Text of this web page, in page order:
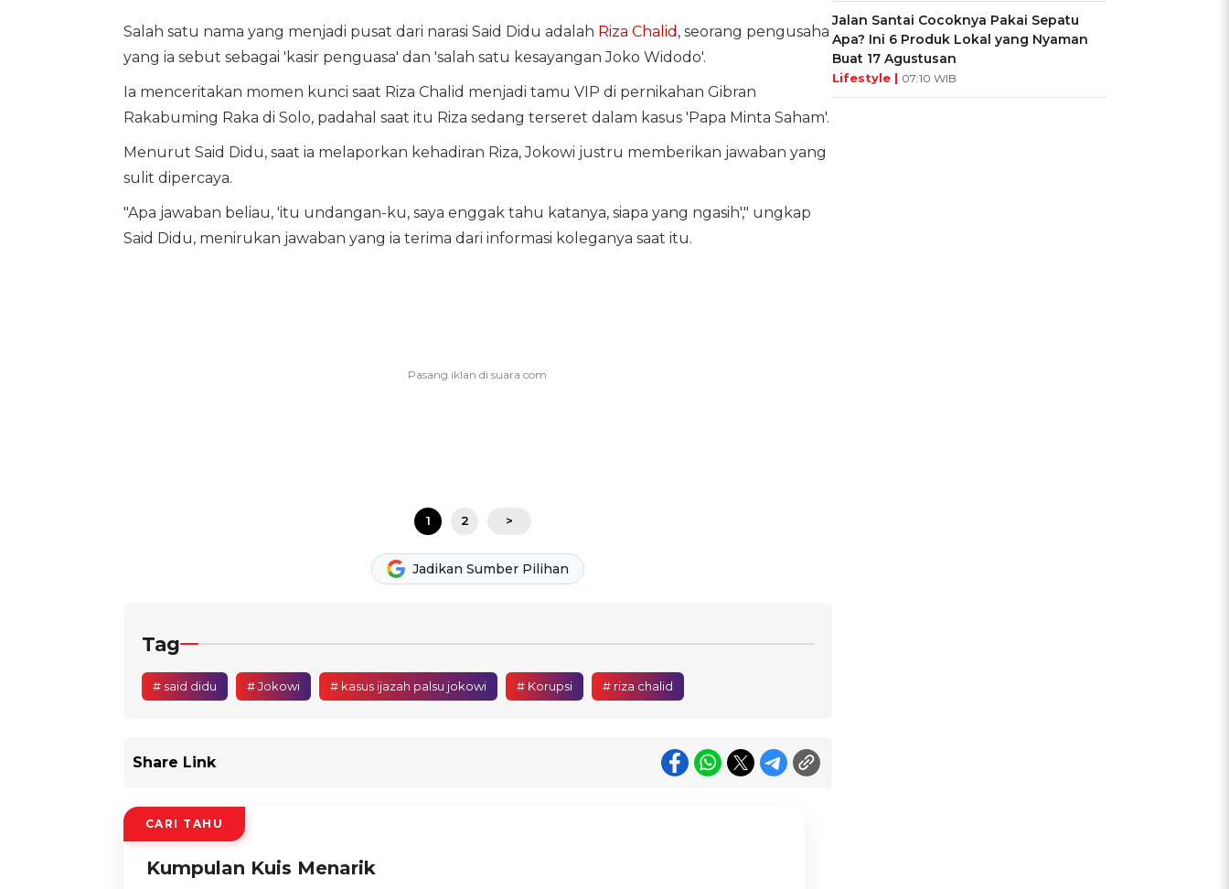
Salah satu nama yang menjadi pusat dari narasi Said Didu adalah Riza Chalid , seorang pengusaha
yang ia sebut sebagai 'kasir penguasa' dan 'salah satu kesayangan Joko Widodo'.
Ia menceritakan momen kunci saat Riza Chalid menjadi tamu VIP di pernikahan Gibran
Rakabuming Raka di Solo, padahal saat itu Riza sedang terseret dalam kasus 'Papa Minta Saham'.
Menurut Said Didu, saat ia melaporkan kehadiran Riza, Jokowi justru memberikan jawaban yang
sulit dipercaya.
"Apa jawaban beliau, 'itu undangan-ku, saya enggak tahu katanya, siapa yang ngasih'," ungkap
Said Didu, menirukan jawaban yang ia terima dari informasi koleganya saat itu.
1 2 >
Jadikan Sumber Pilihan
Tag
# said didu # Jokowi # kasus ijazah palsu jokowi # Korupsi # riza chalid
Share Link
CARI TAHU
Kumpulan Kuis Menarik
Jalan Santai Cocoknya Pakai Sepatu
Apa? Ini 6 Produk Lokal yang Nyaman
Buat 17 Agustusan
Lifestyle | 07:10 WIB